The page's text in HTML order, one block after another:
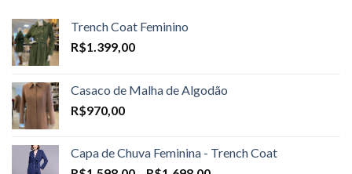
Trench Coat Feminino
R$1.399,00
Casaco de Malha de Algodão
R$970,00
Capa de Chuva Feminina - Trench Coat